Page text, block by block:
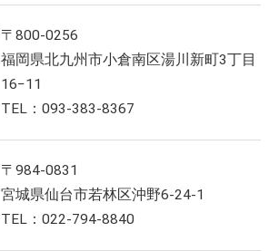
〒800-0256
福岡県北九州市小倉南区湯川新町3丁目
16−11
TEL：093-383-8367
〒984-0831
宮城県仙台市若林区沖野6-24-1
TEL：022-794-8840